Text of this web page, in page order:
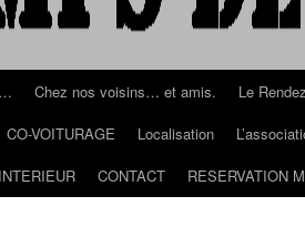
Chez nos voisins… et amis. Le
CO-VOITURAGE Localisation
CONTACT RESERVATION